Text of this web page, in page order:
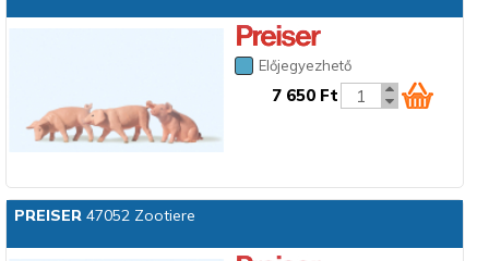
Előjegyezhető
7 650 Ft
PREISER47052 Zootiere